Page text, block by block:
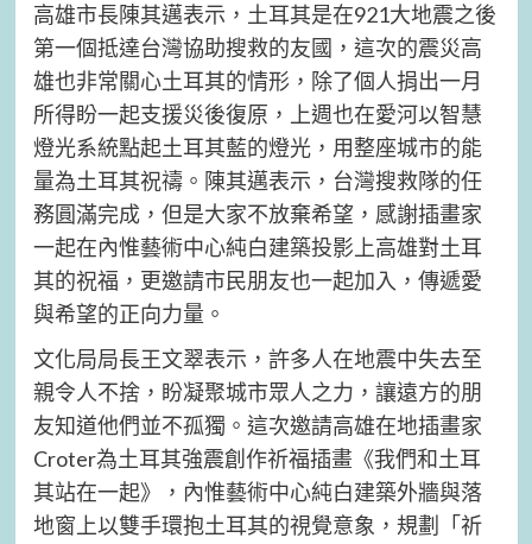
高雄市長陳其邁表示，土耳其是在921大地震之後
第一個抵達台灣協助搜救的友國，這次的震災高
雄也非常關心土耳其的情形，除了個人捐出一月
所得盼一起支援災後復原，上週也在愛河以智慧
燈光系統點起土耳其藍的燈光，用整座城市的能
量為土耳其祝禱。陳其邁表示，台灣搜救隊的任
務圓滿完成，但是大家不放棄希望，感謝插畫家
一起在內惟藝術中心純白建築投影上高雄對土耳
其的祝福，更邀請市民朋友也一起加入，傳遞愛
與希望的正向力量。
文化局局長王文翠表示，許多人在地震中失去至
親令人不捨，盼凝聚城市眾人之力，讓遠方的朋
友知道他們並不孤獨。這次邀請高雄在地插畫家
Croter為土耳其強震創作祈福插畫《我們和土耳
其站在一起》，內惟藝術中心純白建築外牆與落
地窗上以雙手環抱土耳其的視覺意象，規劃「祈